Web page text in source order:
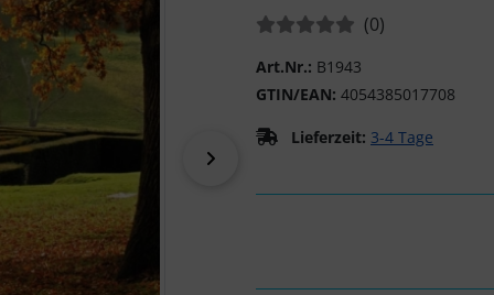
Bewertungen:(0Bewertungen
)
Art.Nr.: B1943
GTIN/EAN: 4054385017708
Lieferzeit: 3-4 Tage